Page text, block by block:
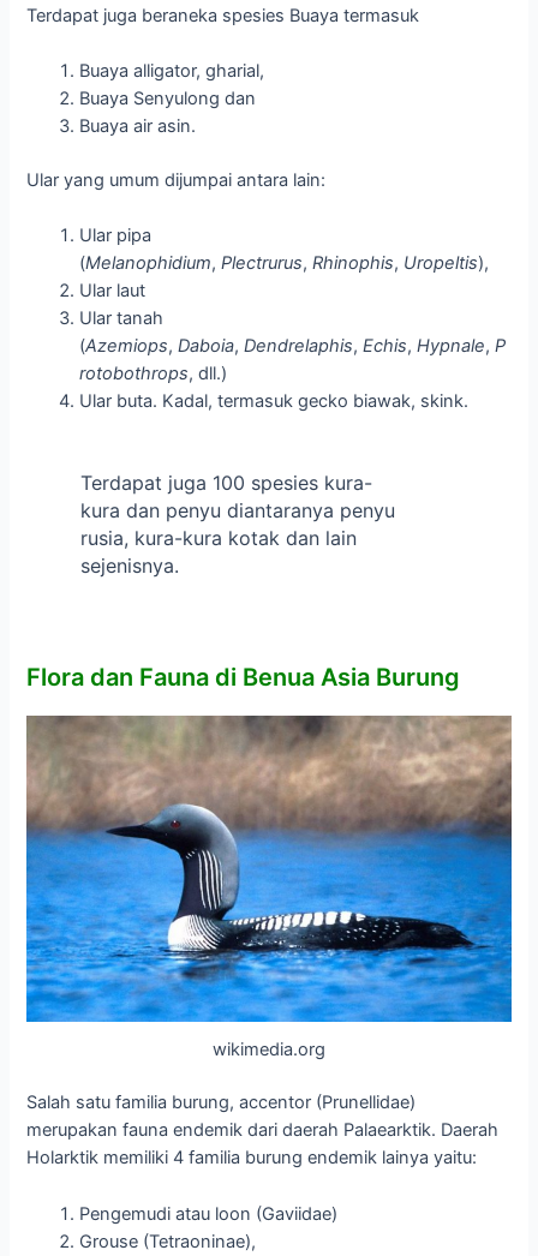
Terdapat juga beraneka spesies Buaya termasuk
Buaya alligator, gharial,
Buaya Senyulong dan
Buaya air asin.
Ular yang umum dijumpai antara lain:
Ular pipa
(Melanophidium,Plectrurus,Rhinophis, Uropeltis),
Ular laut
Ular tanah
(Azemiops,Daboia,Dendrelaphis,Echis,Hypnale,P
rotobothrops, dll.)
Ular buta. Kadal, termasuk gecko biawak, skink.
Terdapat juga 100 spesies kura-
kura dan penyu diantaranya penyu
rusia, kura-kura kotak dan lain
sejenisnya.
Flora dan Fauna di Benua Asia Burung
wikimedia.org
Salah satu familia burung, accentor (Prunellidae)
merupakan fauna endemik dari daerah Palaearktik. Daerah
Holarktik memiliki 4 familia burung endemik lainya yaitu:
Pengemudi atau loon (Gaviidae)
Grouse (Tetraoninae),